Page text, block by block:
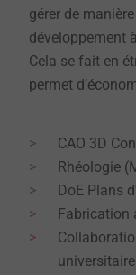
gérer de
développement
Cela se fait en
permet
CAO 3D
Rhéologie
DoE Plans
Fabrication